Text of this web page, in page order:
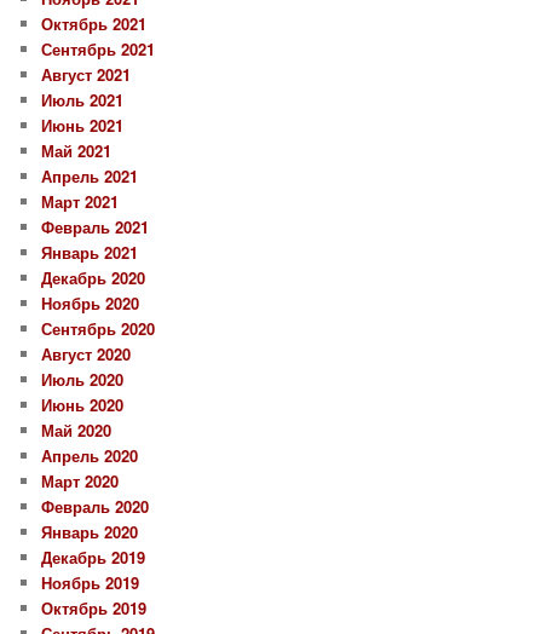
Октябрь 2021
Сентябрь 2021
Август 2021
Июль 2021
Июнь 2021
Май 2021
Апрель 2021
Март 2021
Февраль 2021
Январь 2021
Декабрь 2020
Ноябрь 2020
Сентябрь 2020
Август 2020
Июль 2020
Июнь 2020
Май 2020
Апрель 2020
Март 2020
Февраль 2020
Январь 2020
Декабрь 2019
Ноябрь 2019
Октябрь 2019